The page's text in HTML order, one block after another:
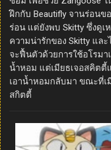
ฝึกกับ Beautifly จานร่อนข
ร่อน แต่ยังพบ Skitty ซึ่งดู
ความน่ารักของ Skitty แล
จะฟื้นตัวด้วยการใช้อโรม
น้ำหอม แต่เมียธเจอสคิตตี้
เอาน้ำหอมกลับมา ขณะที่เ
สกิตตี้